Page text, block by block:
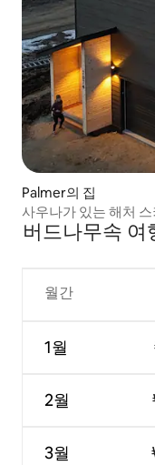
Palmer의 집
사우나가 있는 해처
버드나무속 여
월간
1월
2월
3월